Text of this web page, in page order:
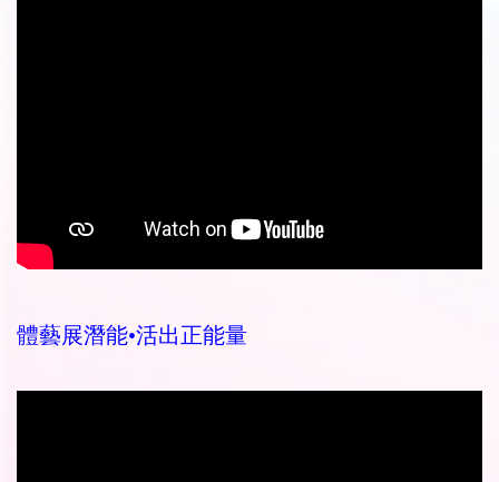
體藝展潛能•活出正能量